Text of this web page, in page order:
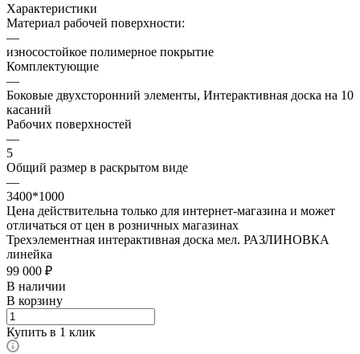
Характеристики
Материал рабочей поверхности:
—
износостойкое полимерное покрытие
Комплектующие
—
Боковые двухсторонний элементы, Интерактивная доска на 10
касаний
Рабочих поверхностей
—
5
Общий размер в раскрытом виде
—
3400*1000
Цена действительна только для интернет-магазина и может
отличаться от цен в розничных магазинах
Трехэлементная интерактивная доска мел. РАЗЛИНОВКА
линейка
99 000 ₽
В наличии
В корзину
Купить в 1 клик